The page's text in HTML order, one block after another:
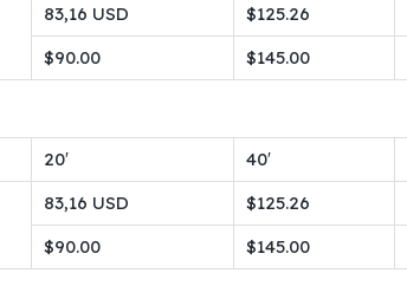
83,16 USD $125.26
$90.00
$145.00
20′
40′
83,16 USD $125.26
$90.00
$145.00